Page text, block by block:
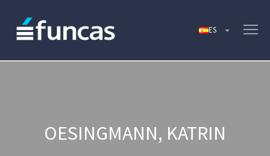
OESINGMANN, KATRIN